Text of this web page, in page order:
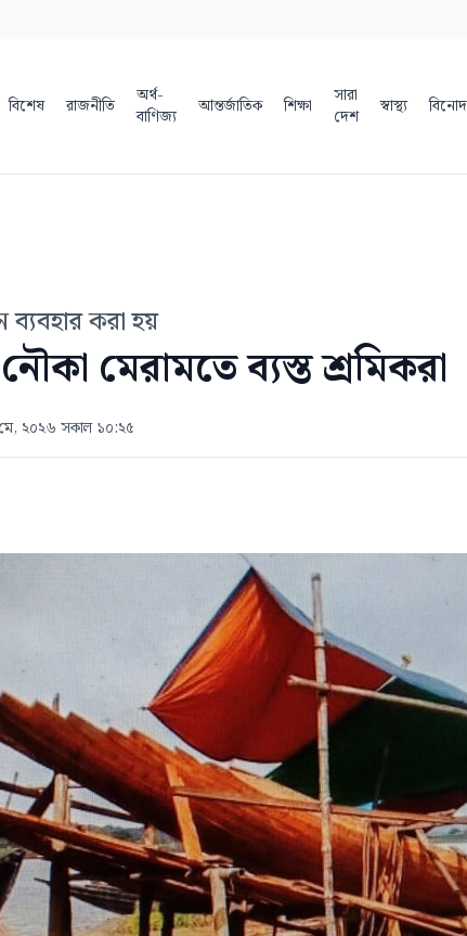
বিশেষ রাজনীতি
অর্থ-
বাণিজ্য
আন্তর্জাতিক শিক্ষা
সারা
দেশ
স্বাস্থ্য
করা হয়
মেরামতে ব্যস্ত শ্রমিকরা
২০২৬ সকাল ১০:২৫